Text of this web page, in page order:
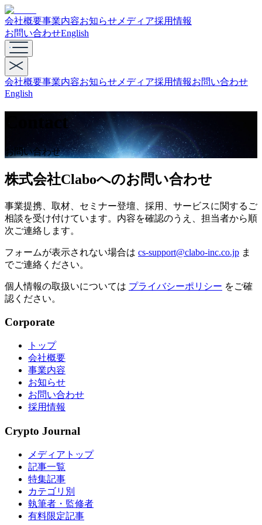
会社概要事業内容お知らせ メディア採用情報
お問い合わせEnglish
会社概要事業内容お知らせ メディア採用情報お問い合わせ
English
Contact
お問い合わせ
株式会社Claboへのお問い合わせ
事業提携、取材、セミナー登壇、採用、サービスに関するご
相談を受け付けています。内容を確認のうえ、担当者から順
次ご連絡します。
フォームが表示されない場合は cs-support@clabo-inc.co.jp ま
でご連絡ください。
個人情報の取扱いについては プライバシーポリシー をご確
認ください。
Corporate
トップ
会社概要
事業内容
お知らせ
お問い合わせ
採用情報
Crypto Journal
メディアトップ
記事一覧
特集記事
カテゴリ別
執筆者・監修者
有料限定記事